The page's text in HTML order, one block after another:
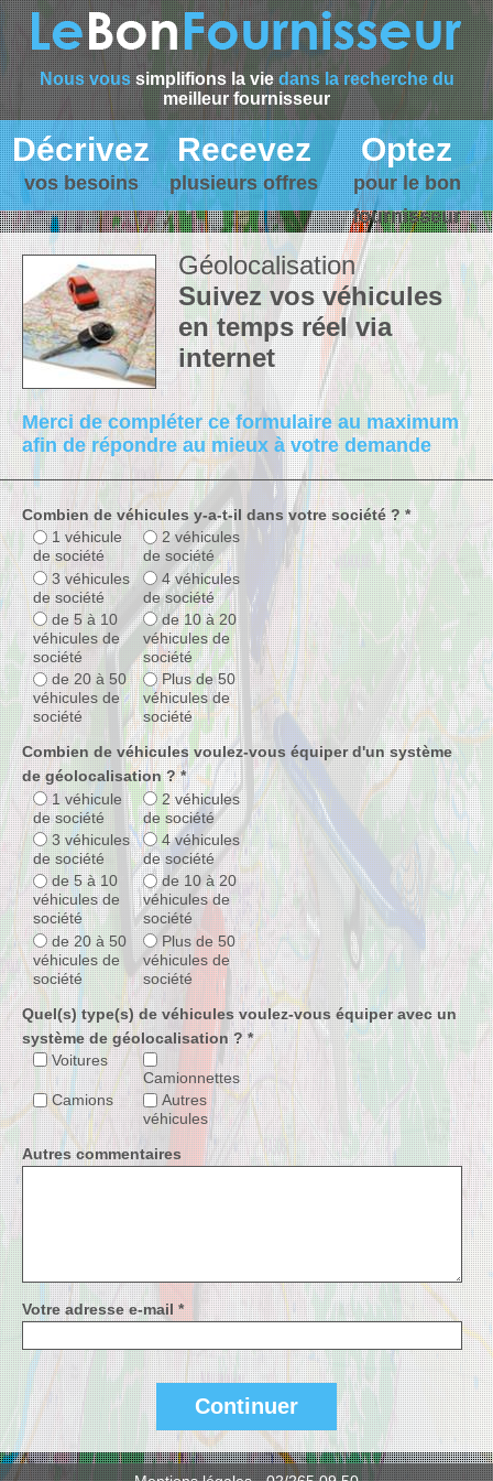
Nous voussimplifions la viedans la recherche du
meilleur fournisseur
Décrivez
vos besoins
Recevez
plusieurs offres
Optez
pour le bon
fournisseur
Géolocalisation
Suivez vos véhicules
en temps réel via
internet
Merci de compléter ce formulaire au maximum
afin de répondre au mieux à votre demande
Combien de véhicules y-a-t-il dans votre société ? *
1 véhicule
de société
2 véhicules
de société
3 véhicules
de société
4 véhicules
de société
de 5 à 10
véhicules de
société
de 10 à 20
véhicules de
société
de 20 à 50
véhicules de
société
Plus de 50
véhicules de
société
Combien de véhicules voulez-vous équiper d'un système
de géolocalisation ? *
1 véhicule
de société
2 véhicules
de société
3 véhicules
de société
4 véhicules
de société
de 5 à 10
véhicules de
société
de 10 à 20
véhicules de
société
de 20 à 50
véhicules de
société
Plus de 50
véhicules de
société
Quel(s) type(s) de véhicules voulez-vous équiper avec un
système de géolocalisation ? *
Voitures
Camionnettes
Camions
Autres
véhicules
Autres commentaires
Votre adresse e-mail *